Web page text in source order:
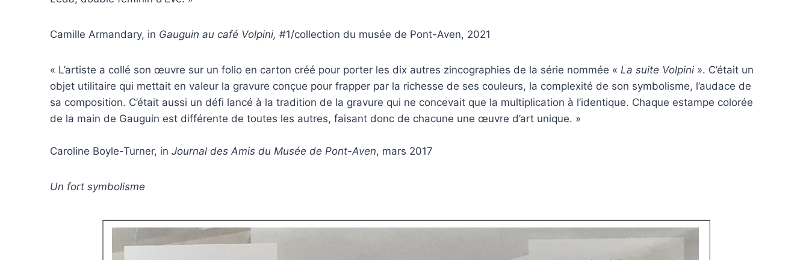
Camille Armandary, in Gauguin au café Volpini, #1/collection du musée de Pont-Aven, 2021
« L’artiste a collé son œuvre sur un folio en carton créé pour porter les dix autres zincographies de la série nommée « La suite Volpini ». C’était un
objet utilitaire qui mettait en valeur la gravure conçue pour frapper par la richesse de ses couleurs, la complexité de son symbolisme, l’audace de
sa composition. C’était aussi un défi lancé à la tradition de la gravure qui ne concevait que la multiplication à l’identique. Chaque estampe colorée
de la main de Gauguin est différente de toutes les autres, faisant donc de chacune une œuvre d’art unique. »
Caroline Boyle-Turner, in Journal des Amis du Musée de Pont-Aven, mars 2017
Un fort symbolisme